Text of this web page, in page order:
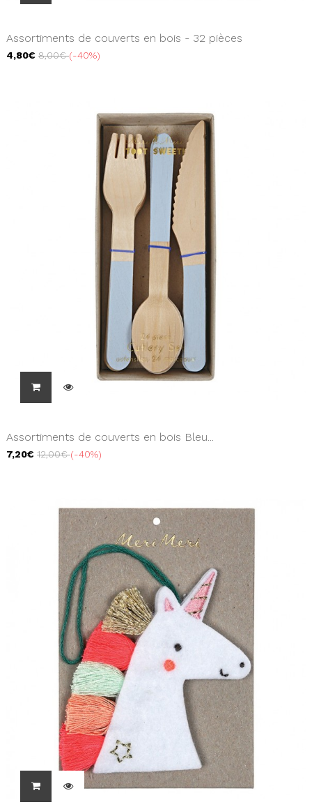
Assortiments de couverts en bois - 32 pièces
4,80€ 8,00€ -40%
Assortiments de couverts en bois Bleu...
7,20€ 12,00€ -40%